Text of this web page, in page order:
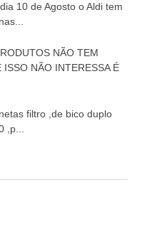
10 de Agosto o Aldi tem
NÃO TEM
NÃO INTERESSA É
filtro ,de bico duplo
,p...